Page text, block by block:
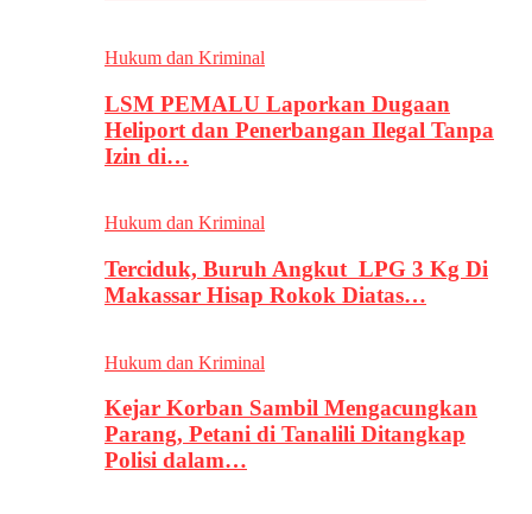
Hukum dan Kriminal
LSM PEMALU Laporkan Dugaan
Heliport dan Penerbangan Ilegal Tanpa
Izin di…
Hukum dan Kriminal
Terciduk, Buruh Angkut LPG 3 Kg Di
Makassar Hisap Rokok Diatas…
Hukum dan Kriminal
Kejar Korban Sambil Mengacungkan
Parang, Petani di Tanalili Ditangkap
Polisi dalam…